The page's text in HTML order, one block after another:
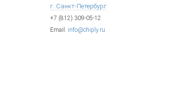
г. Санкт-Петербург
+7 (812) 309-05-12
Email: info@chiply.ru